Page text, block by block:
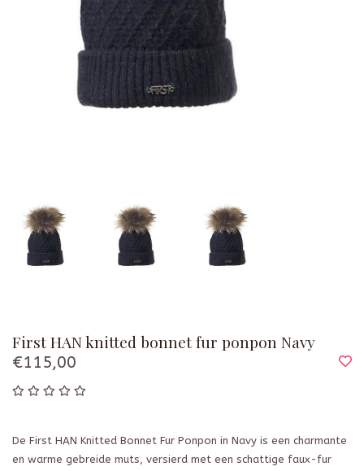
First HAN knitted bonnet fur ponpon Navy
€115,00
De First HAN Knitted Bonnet Fur Ponpon in Navy is een charmante
en warme gebreide muts, versierd met een schattige faux-fur